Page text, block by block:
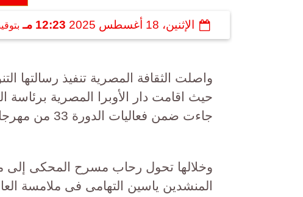
الإثنين، 18 أغسطس 2025 12:23 مـ
واصلت الثقافة المصرية تنفيذ رسالتها
حيث اقامت دار الأوبرا المصرية برئاسة
جاءت ضمن فعاليات الدورة 33 من مهرجان القلعة الدولي للموسيقى والغناء .
وخلالها تحول رحاب مسرح المحكى إلى
المنشدين ياسين التهامى فى ملامسة